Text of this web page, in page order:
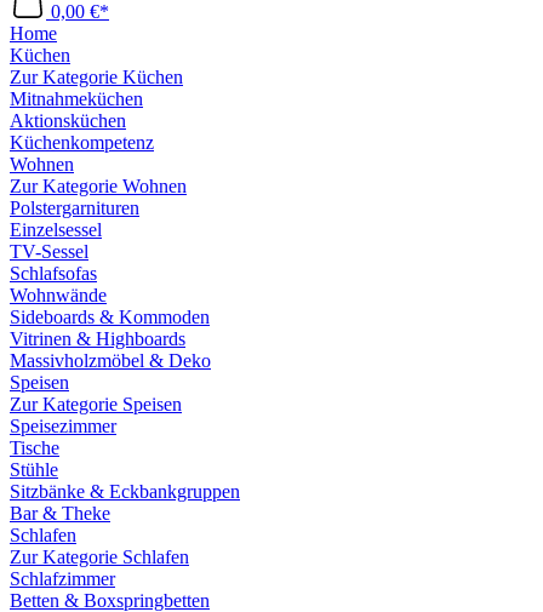
0,00 €*
Home
Küchen
Zur Kategorie Küchen
Mitnahmeküchen
Aktionsküchen
Küchenkompetenz
Wohnen
Zur Kategorie Wohnen
Polstergarnituren
Einzelsessel
TV-Sessel
Schlafsofas
Wohnwände
Sideboards & Kommoden
Vitrinen & Highboards
Massivholzmöbel & Deko
Speisen
Zur Kategorie Speisen
Speisezimmer
Tische
Stühle
Sitzbänke & Eckbankgruppen
Bar & Theke
Schlafen
Zur Kategorie Schlafen
Schlafzimmer
Betten & Boxspringbetten